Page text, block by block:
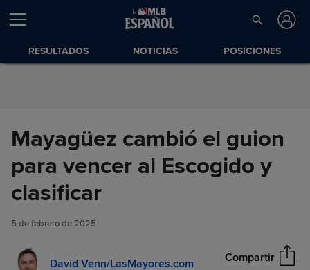
Saltar al Contenido
RESULTADOS NOTICIAS POSICIONES
Mayagüez cambió el guion
para vencer al Escogido y
clasificar
5 de febrero de 2025
David Venn/LasMayores.com Compartir
Mayagüez cambió el guion
para vencer al Escogido y
clasificar